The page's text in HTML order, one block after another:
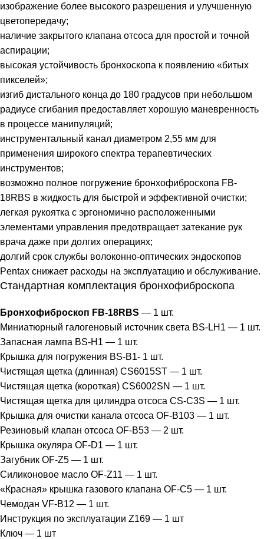
изображение более высокого разрешения и улучшенную
цветопередачу;
наличие закрытого клапана отсоса для простой и точной
аспирации;
высокая устойчивость бронхоскопа к появлению «битых
пикселей»;
изгиб дистального конца до 180 градусов при небольшом
радиусе сгибания предоставляет хорошую маневренность
в процессе манипуляций;
инструментальный канал диаметром 2,55 мм для
применения широкого спектра терапевтических
инструментов;
возможно полное погружение бронхофиброскопа FB-
18RBS в жидкость для быстрой и эффективной очистки;
легкая рукоятка с эргономично расположенными
элементами управления предотвращает затекание рук
врача даже при долгих операциях;
долгий срок службы волоконно-оптических эндоскопов
Pentax снижает расходы на эксплуатацию и обслуживание.
Стандартная комплектация бронхофиброскопа
Бронхофиброскоп FB-18RBS — 1 шт.
Миниатюрный галогеновый источник света BS-LH1 — 1 шт.
Запасная лампа BS-H1 — 1 шт.
Крышка для погружения BS-B1- 1 шт.
Чистящая щетка (длинная) CS6015ST — 1 шт.
Чистящая щетка (короткая) CS6002SN — 1 шт.
Чистящая щетка для цилиндра отсоса CS-C3S — 1 шт.
Крышка для очистки канала отсоса OF-B103 — 1 шт.
Резиновый клапан отсоса OF-B53 — 2 шт.
Крышка окуляра OF-D1 — 1 шт.
Загубник OF-Z5 — 1 шт.
Силиконовое масло OF-Z11 — 1 шт.
«Красная» крышка газового клапана OF-C5 — 1 шт.
Чемодан VF-B12 — 1 шт.
Инструкция по эксплуатации Z169 — 1 шт
Ключ — 1 шт